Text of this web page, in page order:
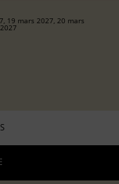
19 mars 2027, 20 mars